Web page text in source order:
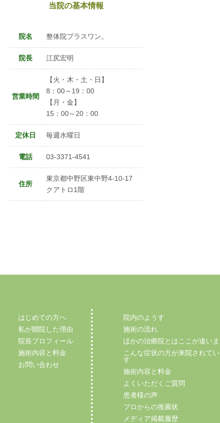
当院の基本情報
院名 整体院プラスワン。
院長 江尻宏明
営業時間
【火・木・土・日】
8：00～19：00
【月・金】
15：00～20：00
定休日 毎週水曜日
電話 03-3371-4541
住所
東京都中野区東中野4-10-17
クアトロ1階
はじめての方へ
私が開院した理由
院長プロフィール
施術内容と料金
お問い合わせ
院内のようす
施術の流れ
ほかの治療院とはここが違い
こんな症状の方が来院されて
す
施術内容と料金
よくいただくご質問
患者様の声
プロからの推薦状
メディア掲載履歴